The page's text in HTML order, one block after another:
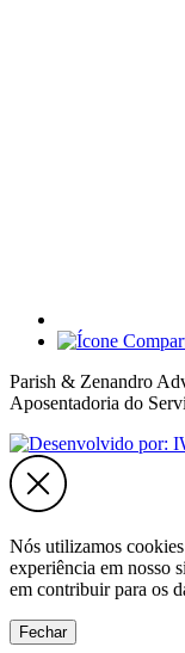
Parish & Zenandro
Aposentadoria do
Nós utilizamos
experiência em nosso
em contribuir para os
Fechar